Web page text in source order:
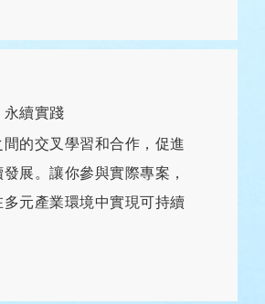
永續實踐
的交叉學習和合作，促進
展。讓你參與實際專案，
多元產業環境中實現可持續